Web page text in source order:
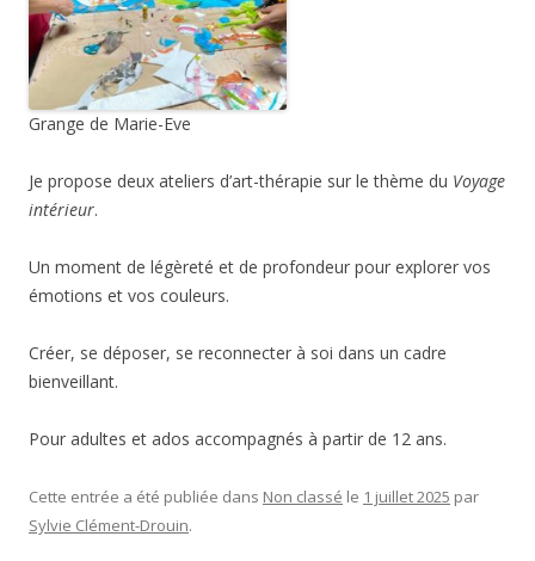
Grange de Marie-Eve
Je propose deux ateliers d’art-thérapie sur le thème du Voyage
intérieur.
Un moment de légèreté et de profondeur pour explorer vos
émotions et vos couleurs.
Créer, se déposer, se reconnecter à soi dans un cadre
bienveillant.
Pour adultes et ados accompagnés à partir de 12 ans.
Cette entrée a été publiée dans Non classé le 1 juillet 2025 par
Sylvie Clément-Drouin.